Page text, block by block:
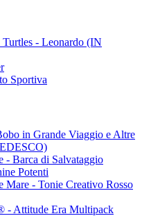
- Leonardo (IN
Sportiva
in Grande Viaggio e Altre
Barca di Salvataggio
Potenti
Mare - Tonie Creativo Rosso
Attitude Era Multipack